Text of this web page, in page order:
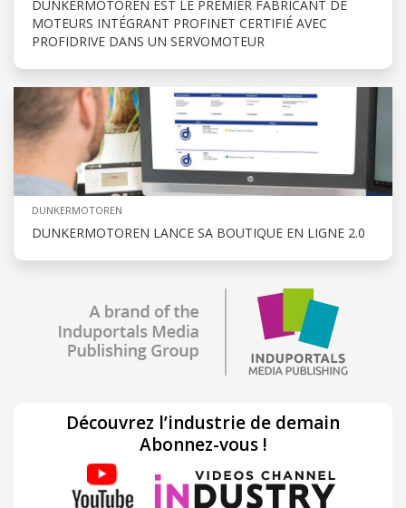
DUNKERMOTOREN EST LE PREMIER FABRICANT DE
MOTEURS INTÉGRANT PROFINET CERTIFIÉ AVEC
PROFIDRIVE DANS UN SERVOMOTEUR
DUNKERMOTOREN
DUNKERMOTOREN LANCE SA BOUTIQUE EN LIGNE 2.0
Découvrez l’industrie de demain
Abonnez-vous !